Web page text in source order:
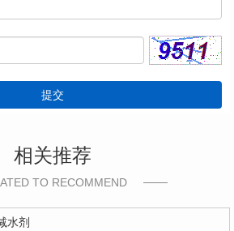
提交
相关推荐
TO RECOMMEND
水剂